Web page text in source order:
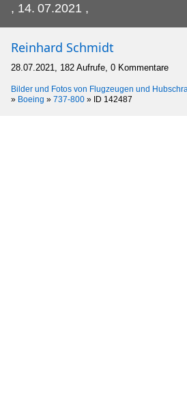
, 14. 07.2021 ,
Reinhard Schmidt
28.07.2021, 182 Aufrufe, 0 Kommentare
Bilder und Fotos von Flugzeugen und
» Boeing » 737-800 » ID 142487